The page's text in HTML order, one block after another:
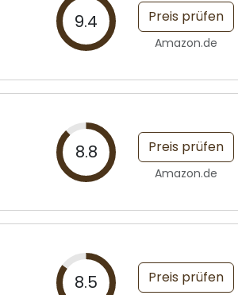
9.4 Preis prüfen
Amazon.de
8.8 Preis prüfen
Amazon.de
8.5 Preis prüfen